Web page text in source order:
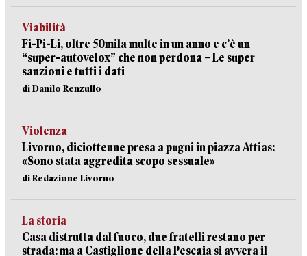
Viabilità
Fi-Pi-Li, oltre 50mila multe in un anno e c’è un
“super-autovelox” che non perdona – Le super
sanzioni e tutti i dati
di Danilo Renzullo
Violenza
Livorno, diciottenne presa a pugni in piazza Attias:
«Sono stata aggredita scopo sessuale»
di Redazione Livorno
La storia
Casa distrutta dal fuoco, due fratelli restano per
strada: ma a Castiglione della Pescaia si avvera il